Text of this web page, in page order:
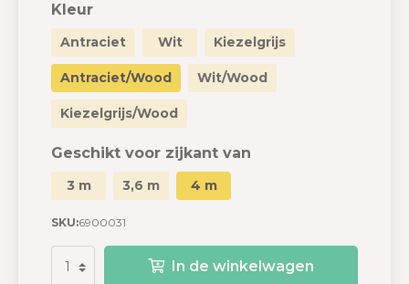
Kleur
Antraciet Wit Kiezelgrijs
Antraciet/Wood Wit/Wood
Kiezelgrijs/Wood
Geschikt voor zijkant van
3 m 3,6 m 4 m
SKU:6900031
In de winkelwagen